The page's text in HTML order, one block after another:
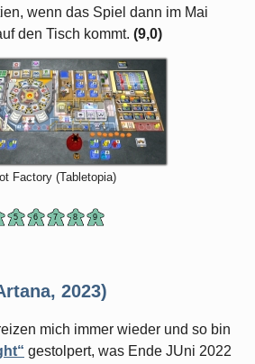
wenn das Spiel dann im Mai
den Tisch kommt. (9,0)
Factory (Tabletopia)
2023)
mich immer wieder und so bin
gestolpert, was Ende JUni 2022